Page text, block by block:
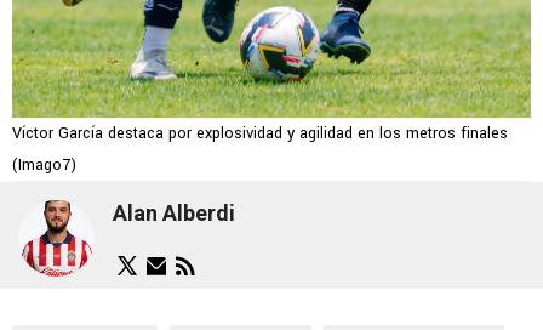
Víctor García destaca por explosividad y agilidad en los metros finales
(Imago7)
Alan Alberdi